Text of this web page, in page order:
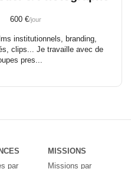
600 €/jour
institutionnels, branding,
clips... Je travaille avec de
pres...
par
MISSIONS
Missions par